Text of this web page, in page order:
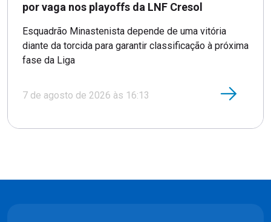
por vaga nos playoffs da LNF Cresol
Esquadrão Minastenista depende de uma vitória
diante da torcida para garantir classificação à próxima
fase da Liga
7 de agosto de 2026 às 16:13